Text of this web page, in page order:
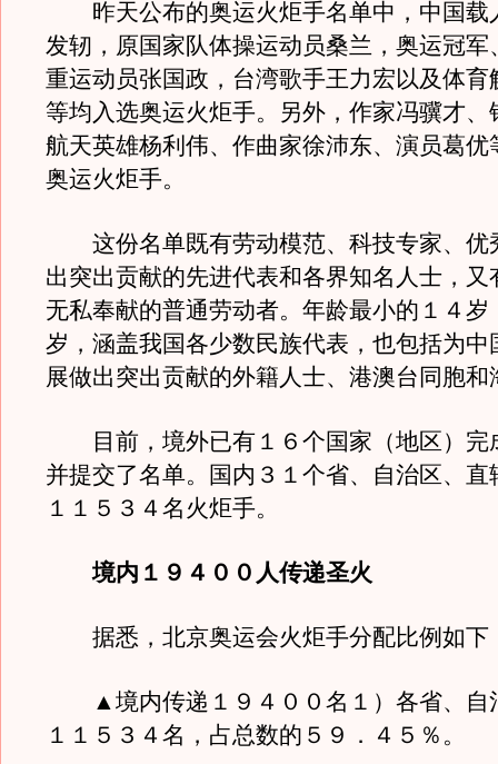
昨天公布的奥运火炬手名单中，中国载
发轫，原国家队体操运动员桑兰，奥运冠军
重运动员张国政，台湾歌手王力宏以及体育
等均入选奥运火炬手。另外，作家冯骥才、
航天英雄杨利伟、作曲家徐沛东、演员葛优
奥运火炬手。
这份名单既有劳动模范、科技专家、优
出突出贡献的先进代表和各界知名人士，又
无私奉献的普通劳动者。年龄最小的１４岁
岁，涵盖我国各少数民族代表，也包括为中
展做出突出贡献的外籍人士、港澳台同胞和
目前，境外已有１６个国家（地区）完
并提交了名单。国内３１个省、自治区、直
１１５３４名火炬手。
境内１９４００人传递圣火
据悉，北京奥运会火炬手分配比例如下
▲境内传递１９４００名１）各省、自
１１５３４名，占总数的５９．４５％。